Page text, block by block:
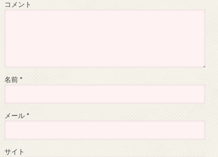
コメント
名前 *
メール *
サイト